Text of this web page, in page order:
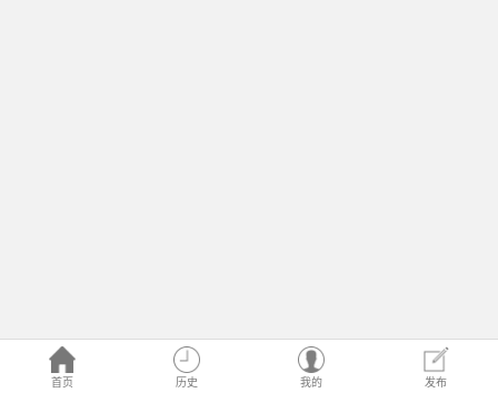
首页 历史 我的 发布